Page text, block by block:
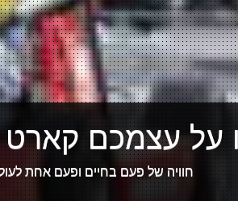
על עצמכם קארט
חוויה של פעם בחיים ופעם אחת